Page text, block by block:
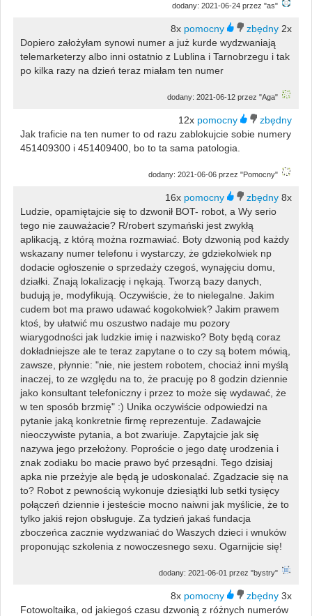
dodany: 2021-06-24 przez "as"
8x
2x
Dopiero założyłam synowi numer a już kurde wydzwaniają
telemarketerzy albo inni ostatnio z Lublina i Tarnobrzegu i tak
po kilka razy na dzień teraz miałam ten numer
dodany: 2021-06-12 przez "Aga"
12x
Jak traficie na ten numer to od razu zablokujcie sobie numery
451409300 i 451409400, bo to ta sama patologia.
dodany: 2021-06-06 przez "Pomocny"
16x
8x
Ludzie, opamiętajcie się to dzwonił BOT- robot, a Wy serio
tego nie zauważacie? R/robert szymański jest zwykłą
aplikacją, z którą można rozmawiać. Boty dzwonią pod każdy
wskazany numer telefonu i wystarczy, że gdziekolwiek np
dodacie ogłoszenie o sprzedaży czegoś, wynajęciu domu,
działki. Znają lokalizację i nękają. Tworzą bazy danych,
budują je, modyfikują. Oczywiście, że to nielegalne. Jakim
cudem bot ma prawo udawać kogokolwiek? Jakim prawem
ktoś, by ułatwić mu oszustwo nadaje mu pozory
wiarygodności jak ludzkie imię i nazwisko? Boty będą coraz
dokładniejsze ale te teraz zapytane o to czy są botem mówią,
zawsze, płynnie: "nie, nie jestem robotem, chociaż inni myślą
inaczej, to ze względu na to, że pracuję po 8 godzin dziennie
jako konsultant telefoniczny i przez to może się wydawać, że
w ten sposób brzmię" :) Unika oczywiście odpowiedzi na
pytanie jaką konkretnie firmę reprezentuje. Zadawajcie
nieoczywiste pytania, a bot zwariuje. Zapytajcie jak się
nazywa jego przełożony. Poproście o jego datę urodzenia i
znak zodiaku bo macie prawo być przesądni. Tego dzisiaj
apka nie przeżyje ale będą je udoskonalać. Zgadzacie się na
to? Robot z pewnością wykonuje dziesiątki lub setki tysięcy
połączeń dziennie i jesteście mocno naiwni jak myślicie, że to
tylko jakiś rejon obsługuje. Za tydzień jakaś fundacja
zboczeńca zacznie wydzwaniać do Waszych dzieci i wnuków
proponując szkolenia z nowoczesnego sexu. Ogarnijcie się!
dodany: 2021-06-01 przez "bystry"
8x
3x
Fotowoltaika, od jakiegoś czasu dzwonią z różnych numerów